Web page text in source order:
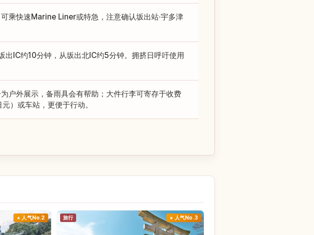
乘快速Marine Liner或特急，注意确认坂出站·宇多津
IC约10分钟，从坂出北IC约5分钟。拥挤日呼吁使用
户外展示，备雨具会有帮助；大件行李可寄存于收费
）或车站，更便于行动。
人气No.2 旅行 人气No.3